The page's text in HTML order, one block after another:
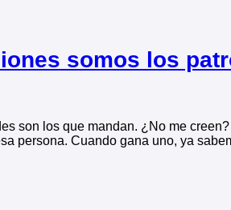
somos los
son los que mandan. ¿No me
persona. Cuando gana uno, ya